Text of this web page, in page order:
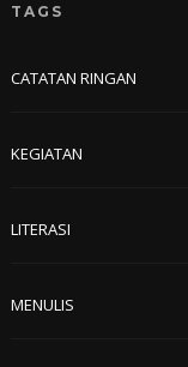
TAGS
CATATAN RINGAN
KEGIATAN
LITERASI
MENULIS